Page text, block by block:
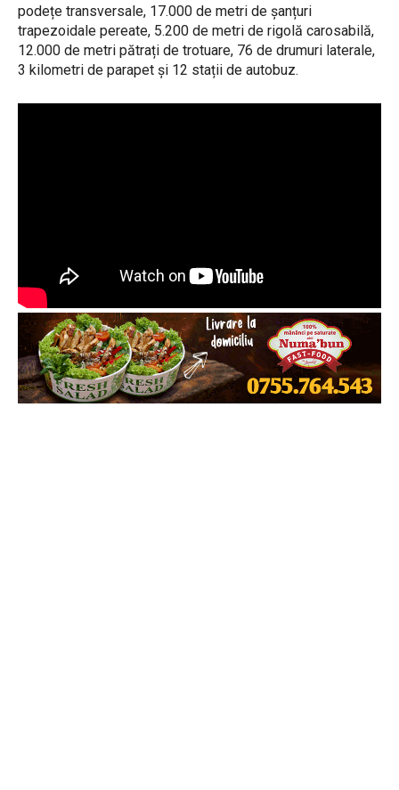
podețe transversale, 17.000 de metri de șanțuri
trapezoidale pereate, 5.200 de metri de rigolă carosabilă,
12.000 de metri pătrați de trotuare, 76 de drumuri laterale,
3 kilometri de parapet și 12 stații de autobuz.